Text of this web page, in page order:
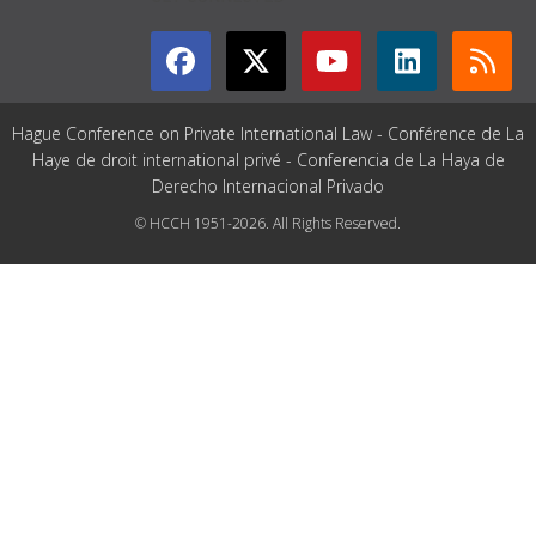
Hague Conference on Private International Law - Conférence de La
Haye de droit international privé - Conferencia de La Haya de
Derecho Internacional Privado
© HCCH 1951-2026. All Rights Reserved.